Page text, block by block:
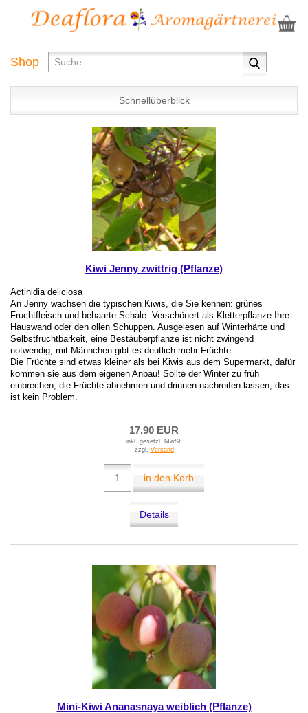
Shop
Schnellüberblick
Kiwi Jenny zwittrig (Pflanze)
Actinidia deliciosa
An Jenny wachsen die typischen Kiwis, die Sie kennen: grünes
Fruchtfleisch und behaarte Schale. Verschönert als Kletterpflanze Ihre
Hauswand oder den ollen Schuppen. Ausgelesen auf Winterhärte und
Selbstfruchtbarkeit, eine Bestäuberpflanze ist nicht zwingend
notwendig, mit Männchen gibt es deutlich mehr Früchte.
Die Früchte sind etwas kleiner als bei Kiwis aus dem Supermarkt, dafür
kommen sie aus dem eigenen Anbau! Sollte der Winter zu früh
einbrechen, die Früchte abnehmen und drinnen nachreifen lassen, das
ist kein Problem.
17,90 EUR
inkl. gesetzl. MwSt.
zzgl. Versand
in den Korb
Details
Mini-Kiwi Ananasnaya weiblich (Pflanze)